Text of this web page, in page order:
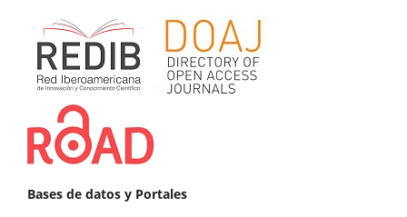
Bases de datos y Portales